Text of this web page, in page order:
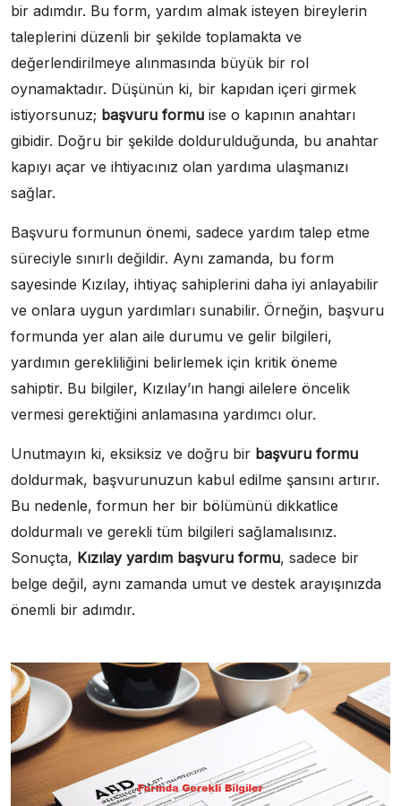
bir adımdır. Bu form, yardım almak isteyen bireylerin
taleplerini düzenli bir şekilde toplamakta ve
değerlendirilmeye alınmasında büyük bir rol
oynamaktadır. Düşünün ki, bir kapıdan içeri girmek
istiyorsunuz; başvuru formu ise o kapının anahtarı
gibidir. Doğru bir şekilde doldurulduğunda, bu anahtar
kapıyı açar ve ihtiyacınız olan yardıma ulaşmanızı
sağlar.
Başvuru formunun önemi, sadece yardım talep etme
süreciyle sınırlı değildir. Aynı zamanda, bu form
sayesinde Kızılay, ihtiyaç sahiplerini daha iyi anlayabilir
ve onlara uygun yardımları sunabilir. Örneğin, başvuru
formunda yer alan aile durumu ve gelir bilgileri,
yardımın gerekliliğini belirlemek için kritik öneme
sahiptir. Bu bilgiler, Kızılay’ın hangi ailelere öncelik
vermesi gerektiğini anlamasına yardımcı olur.
Unutmayın ki, eksiksiz ve doğru bir başvuru formu
doldurmak, başvurunuzun kabul edilme şansını artırır.
Bu nedenle, formun her bir bölümünü dikkatlice
doldurmalı ve gerekli tüm bilgileri sağlamalısınız.
Sonuçta, Kızılay yardım başvuru formu, sadece bir
belge değil, aynı zamanda umut ve destek arayışınızda
önemli bir adımdır.